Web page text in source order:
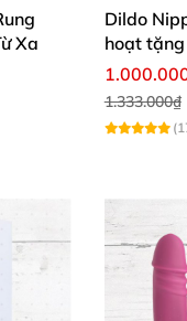
Xa
Dildo
hoạt
1.333.000₫